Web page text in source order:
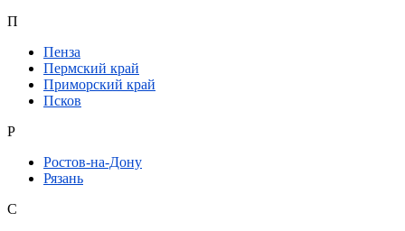
П
Пенза
Пермский край
Приморский край
Псков
Р
Ростов-на-Дону
Рязань
С